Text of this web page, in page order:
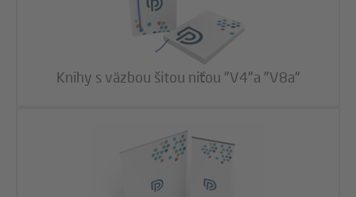
Knihy s väzbou šitou niťou "V4"a "V8a"